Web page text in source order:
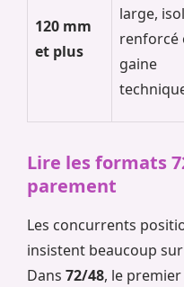
120 mm
et plus
large,
renforcé
gaine
Lire les formats
parement
Les concurrents
insistent beaucoup
Dans 72/48, le